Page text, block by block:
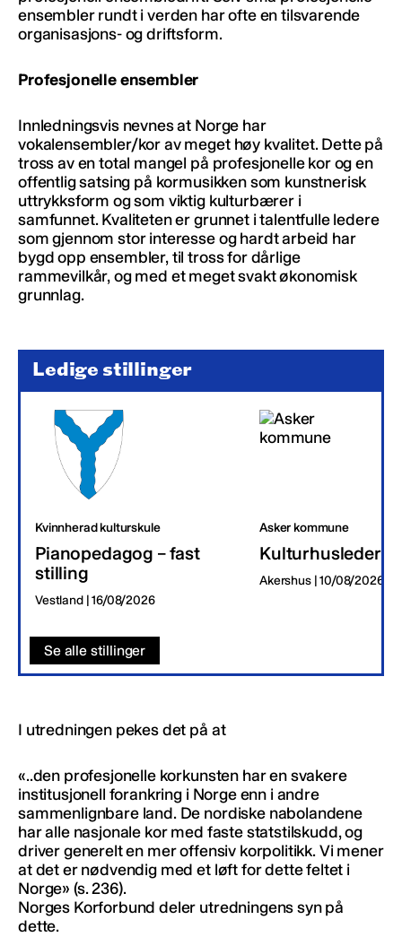
ensembler rundt i verden har ofte en tilsvarende
organisasjons- og driftsform.
Profesjonelle ensembler
Innledningsvis nevnes at Norge har
vokalensembler/kor av meget høy kvalitet. Dette på
tross av en total mangel på profesjonelle kor og en
offentlig satsing på kormusikken som kunstnerisk
uttrykksform og som viktig kulturbærer i
samfunnet. Kvaliteten er grunnet i talentfulle ledere
som gjennom stor interesse og hardt arbeid har
bygd opp ensembler, til tross for dårlige
rammevilkår, og med et meget svakt økonomisk
grunnlag.
Ledige stillinger
Kvinnherad kulturskule
Pianopedagog – fast
stilling
Vestland | 16/08/2026
Asker kommune
Kulturhusleder
Akershus | 10/08/2026
Se alle stillinger
I utredningen pekes det på at
«..den profesjonelle korkunsten har en svakere
institusjonell forankring i Norge enn i andre
sammenlignbare land. De nordiske nabolandene
har alle nasjonale kor med faste statstilskudd, og
driver generelt en mer offensiv korpolitikk. Vi mener
at det er nødvendig med et løft for dette feltet i
Norge» (s. 236).
Norges Korforbund deler utredningens syn på
dette.